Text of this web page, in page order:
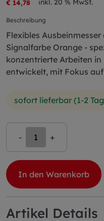
€ 14,78 inkl. 20 % MwSt.
Beschreibung
Flexibles Ausbeinmesser
Signalfarbe Orange -
konzentrierte Arbeiten
entwickelt, mit Fokus
sofort lieferbar (1-2
- +
In den Warenkorb
Artikel Details